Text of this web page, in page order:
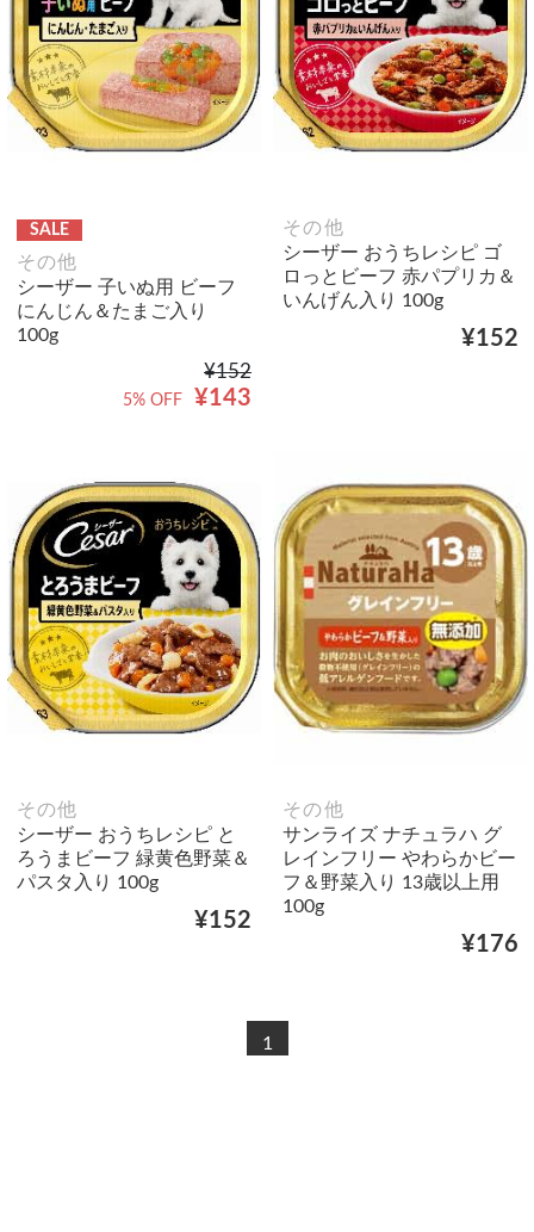
SALE
その他
シーザー 子いぬ用 ビーフ
にんじん＆たまご入り
100g
¥152
¥143
5% OFF
その他
シーザー おうちレシピ ゴ
ロっとビーフ 赤パプリカ＆
いんげん入り 100g
¥152
その他
シーザー おうちレシピ と
ろうまビーフ 緑黄色野菜＆
パスタ入り 100g
¥152
その他
サンライズ ナチュラハ グ
レインフリー やわらかビー
フ＆野菜入り 13歳以上用
100g
¥176
1